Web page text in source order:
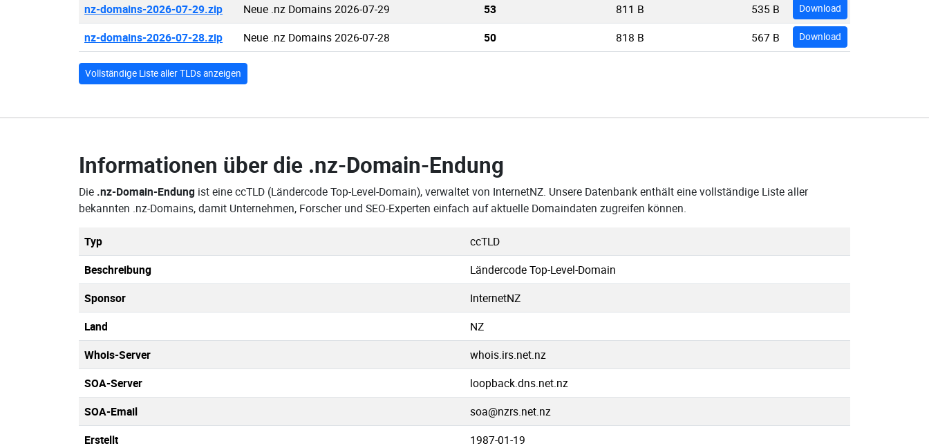
nz-domains-2026-07-29.zip Neue .nz Domains 2026-07-29 53 811 B 535 B Download
nz-domains-2026-07-28.zip Neue .nz Domains 2026-07-28 50 818 B 567 B Download
Vollständige Liste aller TLDs anzeigen
Informationen über die .nz-Domain-Endung
Die .nz-Domain-Endung ist eine ccTLD (Ländercode Top-Level-Domain), verwaltet von InternetNZ. Unsere Datenbank enthält eine vollständige Liste aller
bekannten .nz-Domains, damit Unternehmen, Forscher und SEO-Experten einfach auf aktuelle Domaindaten zugreifen können.
Typ
ccTLD
Beschreibung
Ländercode Top-Level-Domain
Sponsor
InternetNZ
Land
NZ
Whois-Server
whois.irs.net.nz
SOA-Server
loopback.dns.net.nz
SOA-Email
soa@nzrs.net.nz
Erstellt
1987-01-19